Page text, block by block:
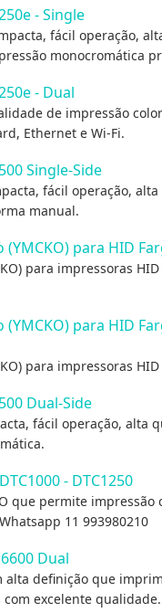
- Single
fácil operação,
monocromática
- Dual
de impressão
Ethernet e Wi-Fi.
Single-Side
fácil operação,
manual.
para HID
para impressoras HID
para HID
para impressoras HID
Dual-Side
fácil operação, alta
- DTC1250
que permite
11 993980210
Dual
alta definição que
excelente qualidade.